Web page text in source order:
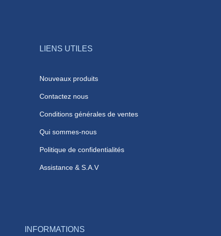
LIENS UTILES
Nouveaux produits
Contactez nous
Conditions générales de ventes
Qui sommes-nous
Politique de confidentialités
Assistance & S.A.V
INFORMATIONS